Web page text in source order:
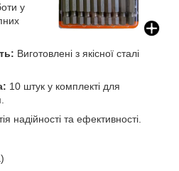
у
Виготовлені з якісної сталі
10 штук у комплекті для
надійності та ефективності.